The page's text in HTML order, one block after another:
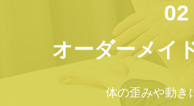
02
オーダーメイ
体の歪みや動き